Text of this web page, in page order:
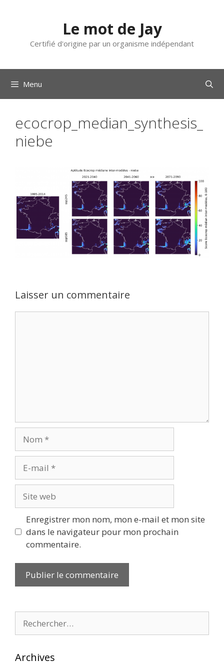
Le mot de Jay
Certifié d'origine par un organisme indépendant
Menu
ecocrop_median_synthesis_
niebe
Laisser un commentaire
mail
web
Enregistrer mon nom, mon e-mail et mon site
dans le navigateur pour mon prochain
commentaire.
Archives